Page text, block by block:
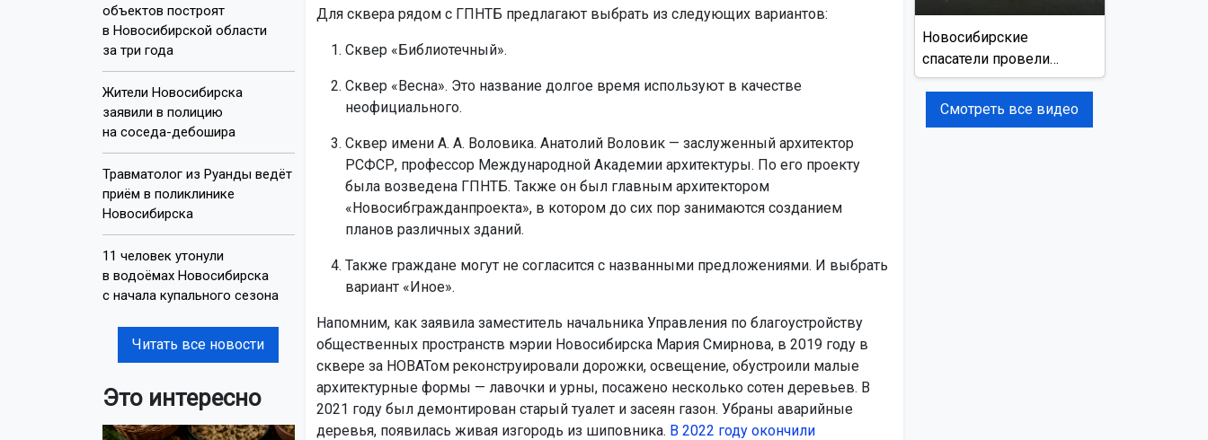
объектов построят
в Новосибирской области
за три года
Жители Новосибирска
заявили в полицию
на соседа-дебошира
Травматолог из Руанды ведёт
приём в поликлинике
Новосибирска
11 человек утонули
в водоёмах Новосибирска
с начала купального сезона
Читать все новости
Это интересно
Для сквера рядом с ГПНТБ предлагают выбрать из следующих вариантов:
Сквер «Библиотечный».
Сквер «Весна». Это название долгое время используют в качестве
неофициального.
Сквер имени А. А. Воловика. Анатолий Воловик — заслуженный архитектор
РСФСР, профессор Международной Академии архитектуры. По его проекту
была возведена ГПНТБ. Также он был главным архитектором
«Новосибгражданпроекта», в котором до сих пор занимаются созданием
планов различных зданий.
Также граждане могут не согласится с названными предложениями. И выбрать
вариант «Иное».
Напомним, как заявила заместитель начальника Управления по благоустройству
общественных пространств мэрии Новосибирска Мария Смирнова, в 2019 году в
сквере за НОВАТом реконструировали дорожки, освещение, обустроили малые
архитектурные формы — лавочки и урны, посажено несколько сотен деревьев. В
2021 году был демонтирован старый туалет и засеян газон. Убраны аварийные
деревья, появилась живая изгородь из шиповника. В 2022 году окончили
Новосибирские
спасатели провели
учения на реке Обь
Смотреть все видео